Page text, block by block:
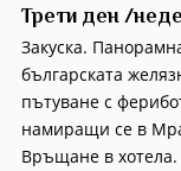
Трети ден /
Закуска.
българската
пътуване с
намиращи се в
Връщане в